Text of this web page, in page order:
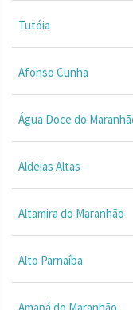
Tutóia
Afonso Cunha
Água Doce do
Aldeias Altas
Altamira do Maranhão
Alto Parnaíba